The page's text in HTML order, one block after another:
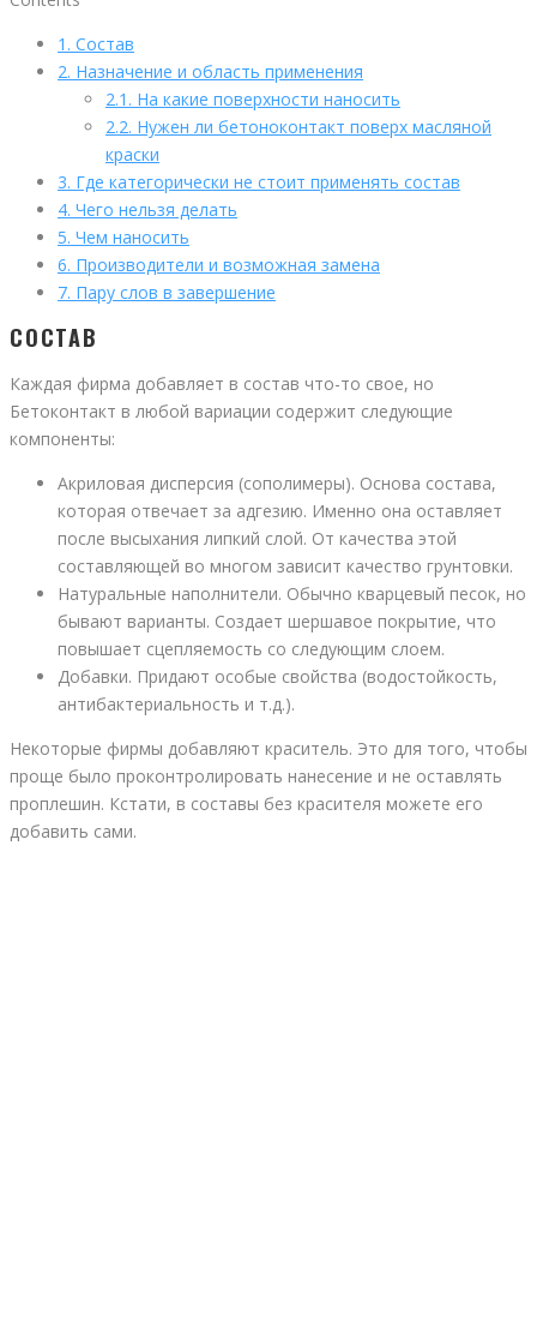
1. Состав
2. Назначение и область применения
2.1. На какие поверхности наносить
2.2. Нужен ли бетоноконтакт поверх масляной
краски
3. Где категорически не стоит применять состав
4. Чего нельзя делать
5. Чем наносить
6. Производители и возможная замена
7. Пару слов в завершение
СОСТАВ
Каждая фирма добавляет в состав что-то свое, но
Бетоконтакт в любой вариации содержит следующие
компоненты:
Акриловая дисперсия (сополимеры). Основа состава,
которая отвечает за адгезию. Именно она оставляет
после высыхания липкий слой. От качества этой
составляющей во многом зависит качество грунтовки.
Натуральные наполнители. Обычно кварцевый песок, но
бывают варианты. Создает шершавое покрытие, что
повышает сцепляемость со следующим слоем.
Добавки. Придают особые свойства (водостойкость,
антибактериальность и т.д.).
Некоторые фирмы добавляют краситель. Это для того, чтобы
проще было проконтролировать нанесение и не оставлять
проплешин. Кстати, в составы без красителя можете его
добавить сами.